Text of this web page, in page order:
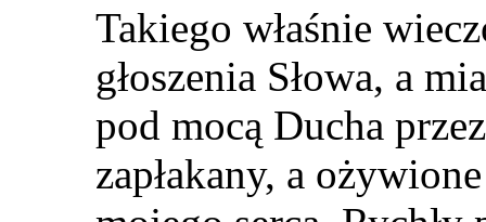
Takiego właśnie
głoszenia Słowa, a
pod mocą Ducha
zapłakany, a